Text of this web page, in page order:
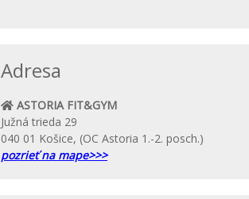
Adresa
ASTORIA FIT&GYM
Južná trieda 29
040 01 Košice, (OC Astoria 1.-2. posch.)
pozrieť na mape>>>